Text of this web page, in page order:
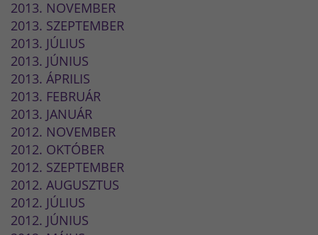
2013. NOVEMBER
2013. SZEPTEMBER
2013. JÚLIUS
2013. JÚNIUS
2013. ÁPRILIS
2013. FEBRUÁR
2013. JANUÁR
2012. NOVEMBER
2012. OKTÓBER
2012. SZEPTEMBER
2012. AUGUSZTUS
2012. JÚLIUS
2012. JÚNIUS